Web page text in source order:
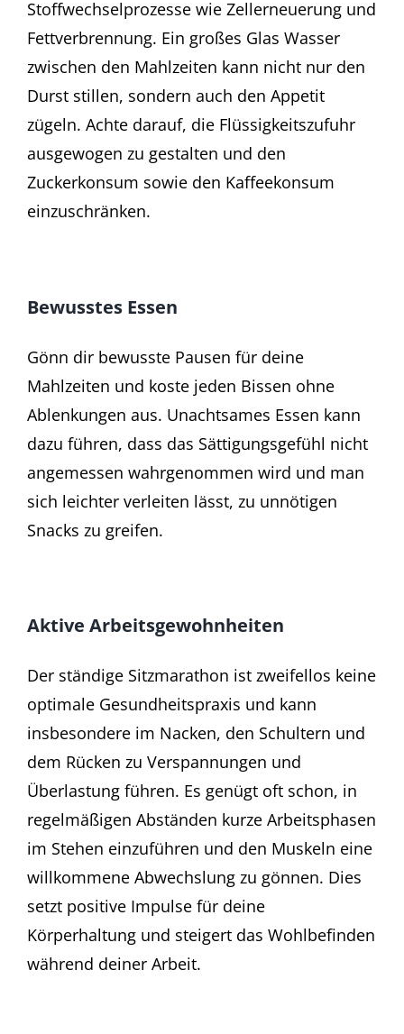
Stoffwechselprozesse wie Zellerneuerung und
Fettverbrennung. Ein großes Glas Wasser
zwischen den Mahlzeiten kann nicht nur den
Durst stillen, sondern auch den Appetit
zügeln. Achte darauf, die Flüssigkeitszufuhr
ausgewogen zu gestalten und den
Zuckerkonsum sowie den Kaffeekonsum
einzuschränken.
Bewusstes Essen
Gönn dir bewusste Pausen für deine
Mahlzeiten und koste jeden Bissen ohne
Ablenkungen aus. Unachtsames Essen kann
dazu führen, dass das Sättigungsgefühl nicht
angemessen wahrgenommen wird und man
sich leichter verleiten lässt, zu unnötigen
Snacks zu greifen.
Aktive Arbeitsgewohnheiten
Der ständige Sitzmarathon ist zweifellos keine
optimale Gesundheitspraxis und kann
insbesondere im Nacken, den Schultern und
dem Rücken zu Verspannungen und
Überlastung führen. Es genügt oft schon, in
regelmäßigen Abständen kurze Arbeitsphasen
im Stehen einzuführen und den Muskeln eine
willkommene Abwechslung zu gönnen. Dies
setzt positive Impulse für deine
Körperhaltung und steigert das Wohlbefinden
während deiner Arbeit.